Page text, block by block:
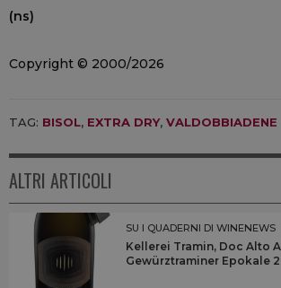
(ns)
Copyright © 2000/2026
TAG: BISOL, EXTRA DRY, VALDOBBIADENE
ALTRI ARTICOLI
SU I QUADERNI DI WINENEWS
Kellerei Tramin, Doc Alto
Gewürztraminer Epokale